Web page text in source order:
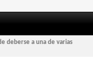
deberse a una de varias